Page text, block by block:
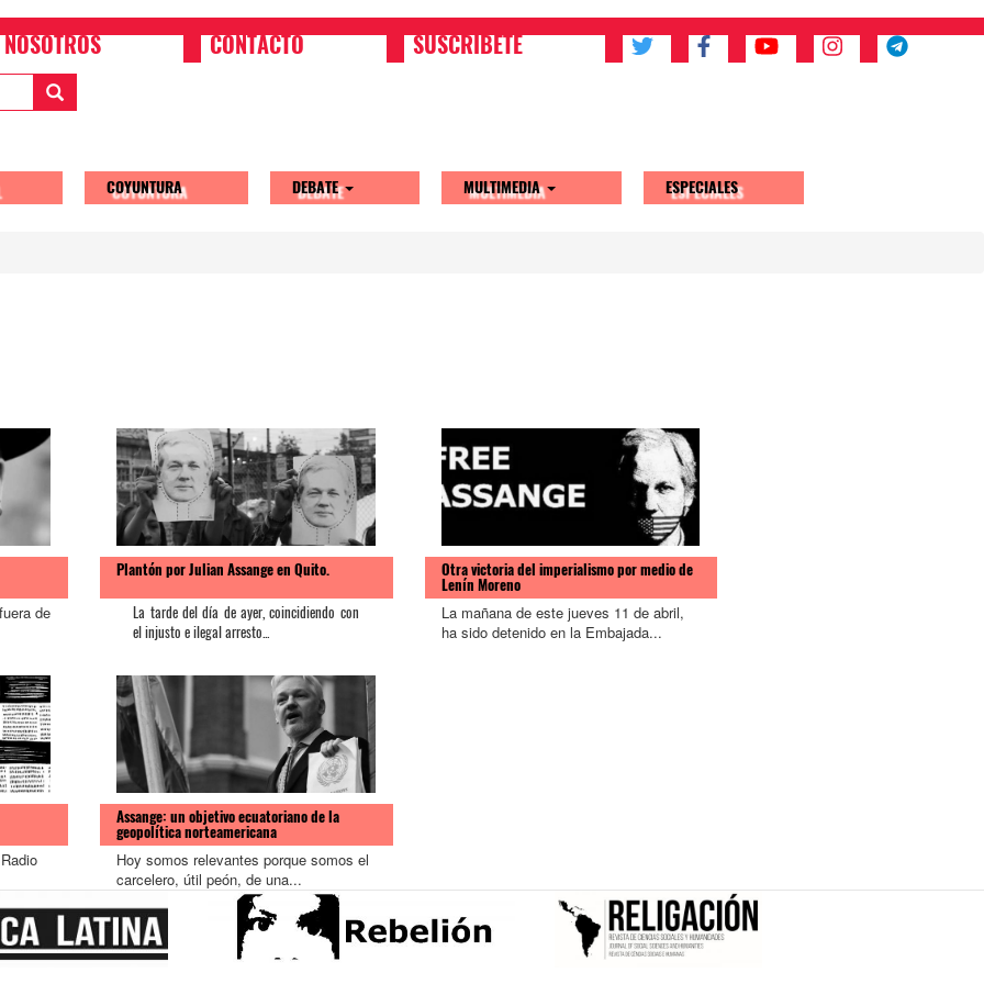
NOSOTROS CONTACTO SUSCRIBETE
COYUNTURA DEBATE MULTIMEDIA ESPECIALES
de
Plantón por Julian Assange en Quito.
La tarde del día de ayer, coincidiendo con
el injusto e ilegal arresto...
Otra victoria del imperialismo por medio de
Lenín Moreno
La mañana de este jueves 11 de abril,
ha sido detenido en la Embajada...
Assange: un objetivo ecuatoriano de la
geopolítica norteamericana
Hoy somos relevantes porque somos el
carcelero, útil peón, de una...